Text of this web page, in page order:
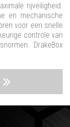
rijveiligheid.
en mechanische
voor een snelle
controle van
DrakeBox